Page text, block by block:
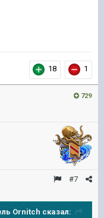
18 1
729
#7
Ornitch сказал: